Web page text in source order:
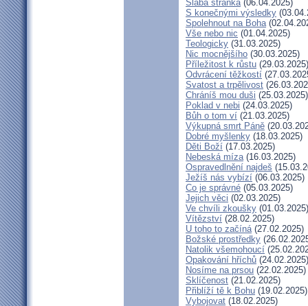
Slabá stránka(06.04.2025)
S konečnými výsledky
Spolehnout na Boha
Vše nebo nic (01.04.2025)
Teologicky (31.03.2025)
Nic mocnějšího (30.03.2025)
Příležitost k růstu (29.03.2025)
Odvrácení těžkostí
Svatost a trpělivost
Chráníš mou duši (25.03.2025)
Poklad v nebi (24.03.2025)
Bůh o tom ví (21.03.2025)
Výkupná smrt Páně
Dobré myšlenky (18.03.2025)
Děti Boží (17.03.2025)
Nebeská míza(16.03.2025)
Ospravedlnění najdeš
Ježíš nás vybízí (06.03.2025)
Co je správné (05.03.2025)
Jejich věci (02.03.2025)
Ve chvíli zkoušky (01.03.2025)
Vítězství (28.02.2025)
U toho to začíná(27.02.2025)
Božské prostředky
Natolik všemohoucí
Opakování hříchů (24.02.2025)
Nosíme na prsou (22.02.2025)
Sklíčenost (21.02.2025)
Přiblíží tě k Bohu (19.02.2025)
Vybojovat (18.02.2025)